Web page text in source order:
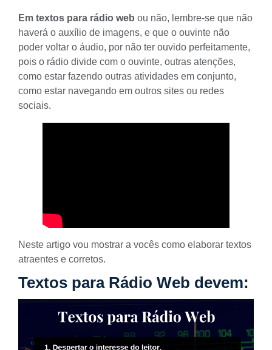
Em textos para rádio web ou não, lembre-se que não
haverá o auxílio de imagens, e que o ouvinte não
poder voltar o áudio, por não ter ouvido perfeitamente,
pois o rádio divide com o ouvinte, outras atenções,
como estar fazendo outras atividades em conjunto,
como estar navegando em outros sites ou redes
sociais.
Neste artigo vou mostrar a vocês como elaborar textos
atraentes e corretos.
Textos para Rádio Web devem: